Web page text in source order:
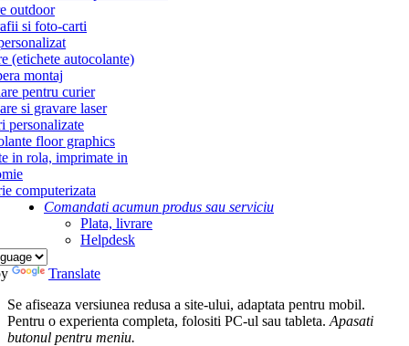
outdoor
si foto-carti
(etichete autocolante)
montaj
pentru curier
si gravare laser
personalizate
floor graphics
in rola, imprimate in
computerizata
Comandati acumun produs sau serviciu
Plata, livrare
Helpdesk
Translate
Se afiseaza versiunea redusa a site-ului, adaptata pentru mobil.
Pentru o experienta completa, folositi PC-ul sau tableta. Apasati
butonul pentru meniu.